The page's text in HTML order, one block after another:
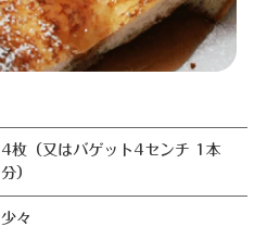
4枚（又はバゲット4センチ 1本
分）
少々